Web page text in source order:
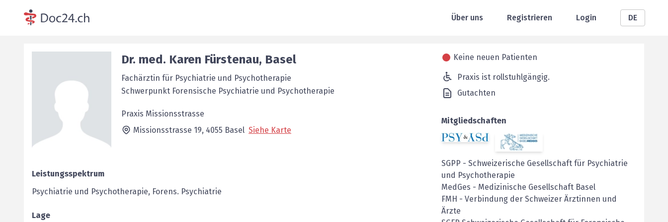
Über uns Registrieren Login DE
Dr. med. Karen Fürstenau, Basel
Fachärztin für Psychiatrie und Psychotherapie
Schwerpunkt Forensische Psychiatrie und Psychotherapie
Praxis Missionsstrasse
Missionsstrasse 19, 4055 Basel Siehe Karte
Leistungsspektrum
Psychiatrie und Psychotherapie, Forens. Psychiatrie
Lage
Keine neuen Patienten
Praxis ist rollstuhlgängig.
Gutachten
Mitgliedschaften
SGPP - Schweizerische Gesellschaft für Psychiatrie
und Psychotherapie
MedGes - Medizinische Gesellschaft Basel
FMH - Verbindung der Schweizer Ärztinnen und
Ärzte